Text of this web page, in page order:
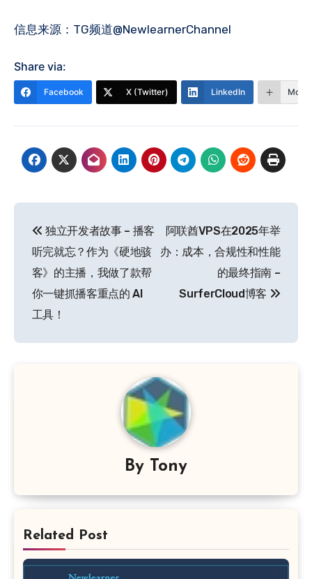
信息来源：TG频道@NewlearnerChannel
Share via:
Facebook X (Twitter) LinkedIn More
章
导
航
独立开发者故事 – 播客
听完就忘？作为《硬地骇
客》的主播，我做了款帮
你一键抓播客重点的 AI
工具！
阿联酋VPS在2025年举
办：成本，合规性和性能
的最终指南 –
SurferCloud博客
By Tony
Related Post